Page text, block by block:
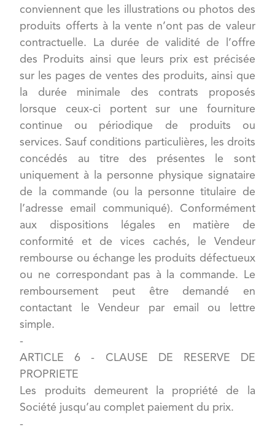
conviennent que les illustrations ou photos des
produits offerts à la vente n’ont pas de valeur
contractuelle. La durée de validité de l’offre
des Produits ainsi que leurs prix est précisée
sur les pages de ventes des produits, ainsi que
la durée minimale des contrats proposés
lorsque ceux-ci portent sur une fourniture
continue ou périodique de produits ou
services. Sauf conditions particulières, les droits
concédés au titre des présentes le sont
uniquement à la personne physique signataire
de la commande (ou la personne titulaire de
l’adresse email communiqué). Conformément
aux dispositions légales en matière de
conformité et de vices cachés, le Vendeur
rembourse ou échange les produits défectueux
ou ne correspondant pas à la commande. Le
remboursement peut être demandé en
contactant le Vendeur par email ou lettre
simple.
-
ARTICLE 6 - CLAUSE DE RESERVE DE
PROPRIETE
Les produits demeurent la propriété de la
Société jusqu’au complet paiement du prix.
-